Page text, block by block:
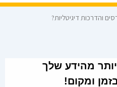
והדרכות דיגיטליות?
מהידע שלך
ומקום!